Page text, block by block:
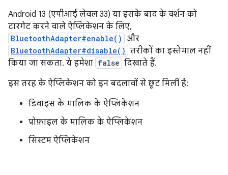
Android 13 (एपीआई लेवल 33) या इसके बाद के वर्शन को
टारगेट करने वाले ऐप्लिकेशन के लिए,
BluetoothAdapter#enable() और
BluetoothAdapter#disable() तरीकों का इस्तेमाल नहीं
किया जा सकता. ये हमेशा false दिखाते हैं.
इस तरह के ऐप्लिकेशन को इन बदलावों से छूट मिली है:
डिवाइस के मालिक के ऐप्लिकेशन
प्रोफ़ाइल के मालिक के ऐप्लिकेशन
सिस्टम ऐप्लिकेशन